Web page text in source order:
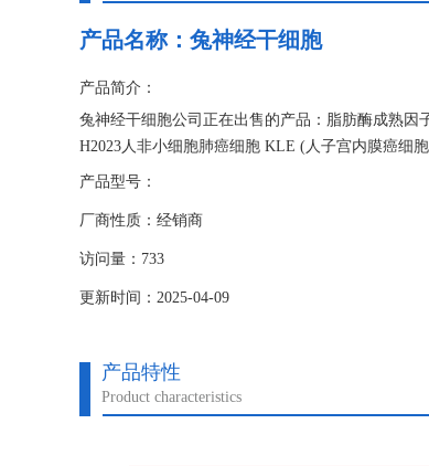
产品名称： 兔神经干细胞
产品简介：
兔神经干细胞公司正在出售的产品：脂肪酶成熟因
H2023人非小细胞肺癌细胞 KLE (人子宫内膜癌细
产品型号：
厂商性质：经销商
访问量：733
更新时间：2025-04-09
产品特性
Product characteristics